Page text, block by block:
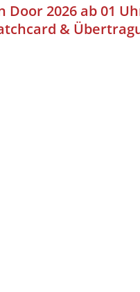
Door 2026 ab 01
&